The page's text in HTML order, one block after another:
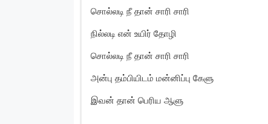
சொல்லடி நீ தான் சாரி சாரி
நில்லடி என் உயிர் தோழி
சொல்லடி நீ தான் சாரி சாரி
அன்பு தம்பியிடம் மன்னிப்பு கேளு
இவன் தான் பெரிய ஆளு